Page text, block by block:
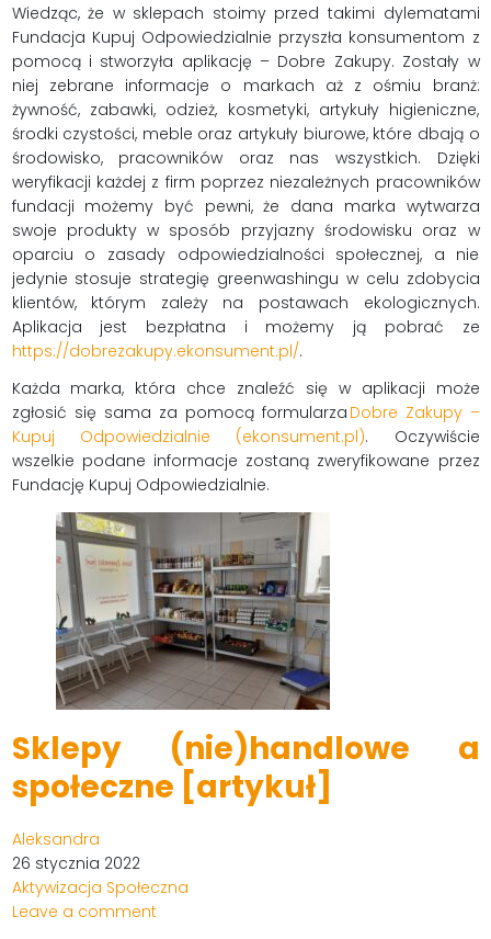
Wiedząc, że w sklepach stoimy przed takimi dylematami
Fundacja Kupuj Odpowiedzialnie przyszła konsumentom z
pomocą i stworzyła aplikację – Dobre Zakupy. Zostały w
niej zebrane informacje o markach aż z ośmiu branż:
żywność, zabawki, odzież, kosmetyki, artykuły higieniczne,
środki czystości, meble oraz artykuły biurowe, które dbają o
środowisko, pracowników oraz nas wszystkich. Dzięki
weryfikacji każdej z firm poprzez niezależnych pracowników
fundacji możemy być pewni, że dana marka wytwarza
swoje produkty w sposób przyjazny środowisku oraz w
oparciu o zasady odpowiedzialności społecznej, a nie
jedynie stosuje strategię greenwashingu w celu zdobycia
klientów, którym zależy na postawach ekologicznych.
Aplikacja jest bezpłatna i możemy ją pobrać ze
https://dobrezakupy.ekonsument.pl/.
Każda marka, która chce znaleźć się w aplikacji może
zgłosić się sama za pomocą formularza Dobre Zakupy –
Kupuj Odpowiedzialnie (ekonsument.pl). Oczywiście
wszelkie podane informacje zostaną zweryfikowane przez
Fundację Kupuj Odpowiedzialnie.
Sklepy (nie)handlowe a
społeczne [artykuł]
Aleksandra
26 stycznia 2022
Aktywizacja Społeczna
Leave a comment